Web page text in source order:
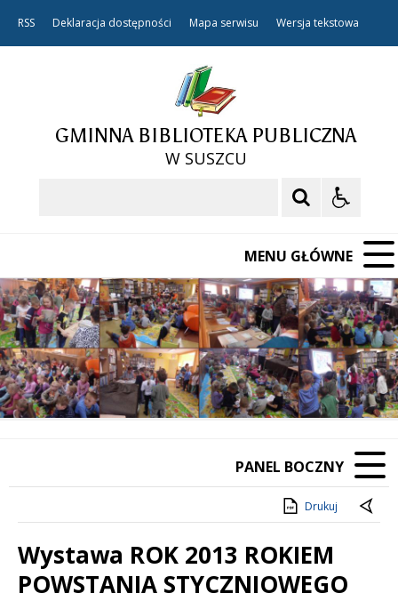
RSS Deklaracja dostępności Mapa serwisu Wersja tekstowa
GMINNA BIBLIOTEKA PUBLICZNA
W SUSZCU
MENU GŁÓWNE
PANEL BOCZNY
Drukuj
Wystawa ROK 2013 ROKIEM
POWSTANIA STYCZNIOWEGO